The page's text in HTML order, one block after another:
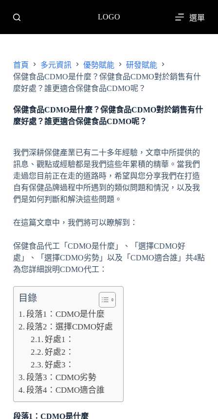
至
主
容
LOGO 選單
首頁 多元資訊 優勢賦能
研發賦能
保健食品CDMO是什麼？保健食品CDMO對於銷售有什
麼好處？誰更適合保健食品CDMO呢？
保健食品CDMO是什麼？保健食品CDMO對於銷售有什
麼好處？誰更適合保健食品CDMO呢？
我們深耕保健產業已有二十多年經驗，文章中所提供的
訊息、觀點或經驗都是我們這些年累積的精華。當我們
走過您目前正在走的道路時，希望與您分享我們在打造
自有保健品牌過程中所遇到的類似問題和情況，以及我
們是如何判斷和解決這些問題。
在這篇文章中，我們將可以瞭解到：
保健食品代工「CDMO是什麼」、「選擇CDMO好
處」、「選擇CDMO劣勢」以及「CDMO適合誰」共4點
為您詳細說明CDMO代工：
目錄
段落1：CDMO是什麼
段落2：選擇CDMO好處
好處1：
好處2：
好處3：
段落3：CDMO劣勢
段落4：CDMO適合誰
段落1：CDMO是什麼